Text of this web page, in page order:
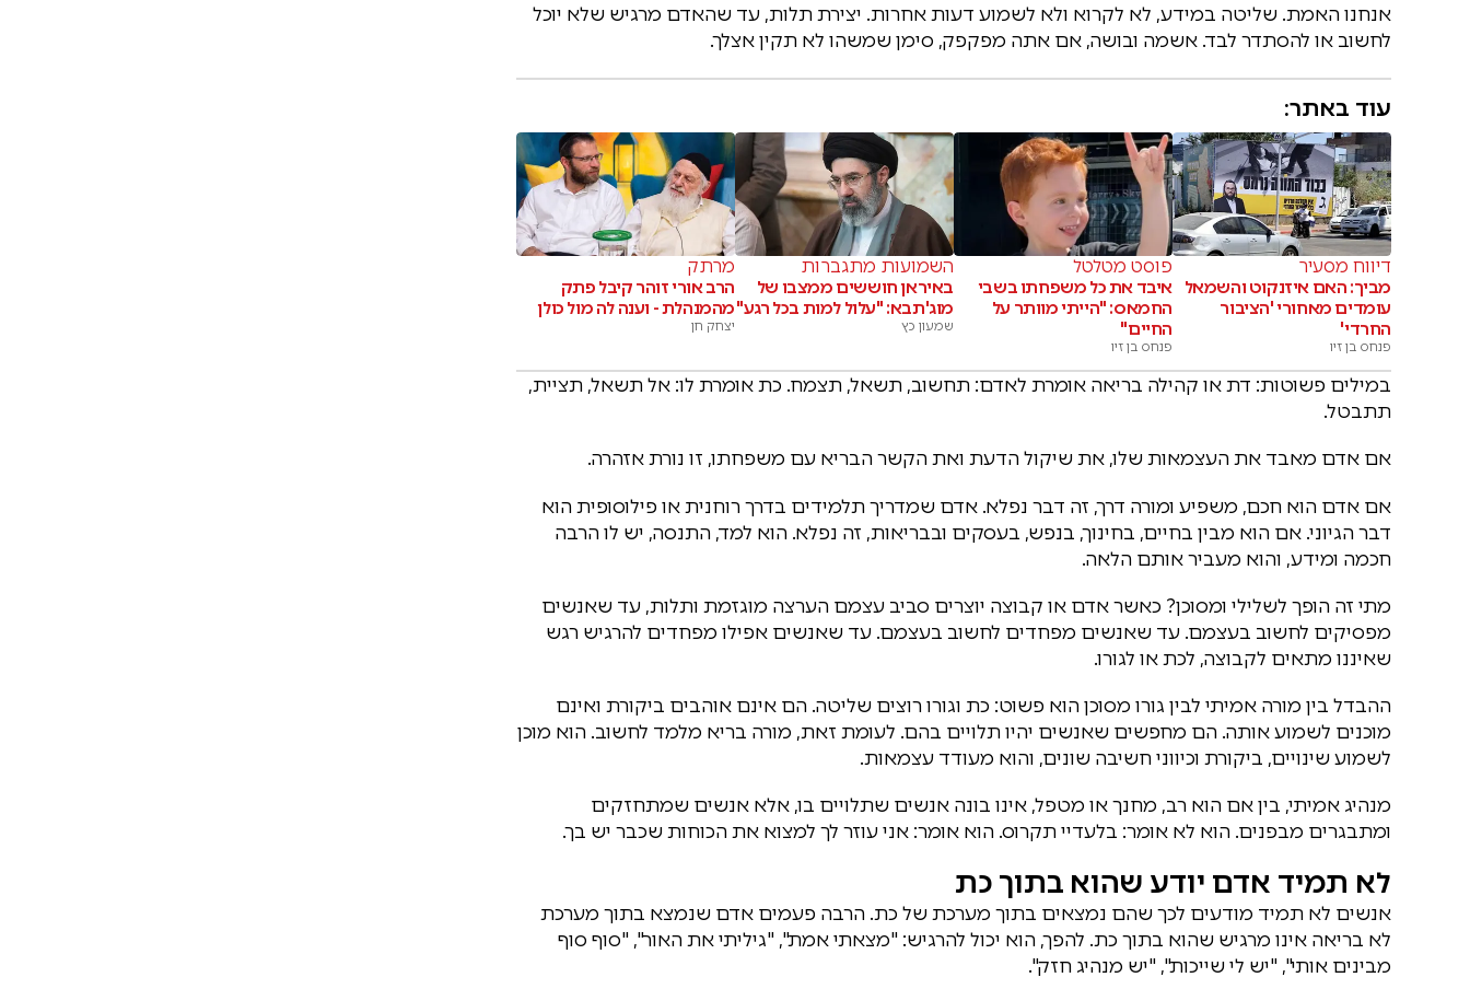
אנחנו האמת. שליטה במידע, לא לקרוא ולא לשמוע דעות אחרות. יצירת תלות, עד שהאדם מרגיש שלא יוכל
לחשוב או להסתדר לבד. אשמה ובושה, אם אתה מפקפק, סימן שמשהו לא תקין אצלך.
עוד באתר:
דיווח מסעיר
מביך: האם איזנקוט והשמאל
עומדים מאחורי 'הציבור
החרדי'
פנחס בן זיו
פוסט מטלטל
איבד את כל משפחתו בשבי
החמאס: "הייתי מוותר על
החיים"
פנחס בן זיו
השמועות מתגברות
באיראן חוששים ממצבו של
מוג'תבא: "עלול למות בכל רגע"
שמעון כץ
מרתק
הרב אורי זוהר קיבל פתק
מהמנהלת - וענה לה מול כולן
יצחק חן
במילים פשוטות: דת או קהילה בריאה אומרת לאדם: תחשוב, תשאל, תצמח. כת אומרת לו: אל תשאל, תציית,
תתבטל.
אם אדם מאבד את העצמאות שלו, את שיקול הדעת ואת הקשר הבריא עם משפחתו, זו נורת אזהרה.
אם אדם הוא חכם, משפיע ומורה דרך, זה דבר נפלא. אדם שמדריך תלמידים בדרך רוחנית או פילוסופית הוא
דבר הגיוני. אם הוא מבין בחיים, בחינוך, בנפש, בעסקים ובבריאות, זה נפלא. הוא למד, התנסה, יש לו הרבה
חכמה ומידע, והוא מעביר אותם הלאה.
מתי זה הופך לשלילי ומסוכן? כאשר אדם או קבוצה יוצרים סביב עצמם הערצה מוגזמת ותלות, עד שאנשים
מפסיקים לחשוב בעצמם. עד שאנשים מפחדים לחשוב בעצמם. עד שאנשים אפילו מפחדים להרגיש רגש
שאיננו מתאים לקבוצה, לכת או לגורו.
ההבדל בין מורה אמיתי לבין גורו מסוכן הוא פשוט: כת וגורו רוצים שליטה. הם אינם אוהבים ביקורת ואינם
מוכנים לשמוע אותה. הם מחפשים שאנשים יהיו תלויים בהם. לעומת זאת, מורה בריא מלמד לחשוב. הוא מוכן
לשמוע שינויים, ביקורת וכיווני חשיבה שונים, והוא מעודד עצמאות.
מנהיג אמיתי, בין אם הוא רב, מחנך או מטפל, אינו בונה אנשים שתלויים בו, אלא אנשים שמתחזקים
ומתבגרים מבפנים. הוא לא אומר: בלעדיי תקרוס. הוא אומר: אני עוזר לך למצוא את הכוחות שכבר יש בך.
לא תמיד אדם יודע שהוא בתוך כת
אנשים לא תמיד מודעים לכך שהם נמצאים בתוך מערכת של כת. הרבה פעמים אדם שנמצא בתוך מערכת
לא בריאה אינו מרגיש שהוא בתוך כת. להפך, הוא יכול להרגיש: "מצאתי אמת", "גיליתי את האור", "סוף סוף
מבינים אותי", "יש לי שייכות", "יש מנהיג חזק".